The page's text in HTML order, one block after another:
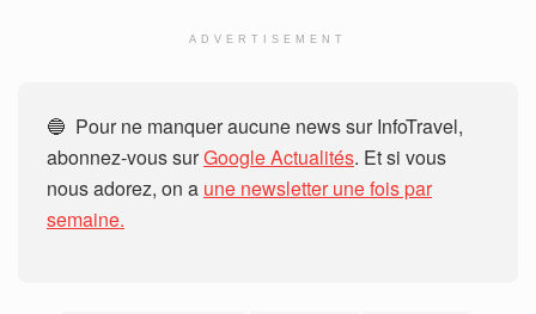
ADVERTISEMENT
🔵 Pour ne manquer aucune news sur InfoTravel,
abonnez-vous surGoogle Actualités. Et si vous
nous adorez, on a une newsletter une fois par
semaine.